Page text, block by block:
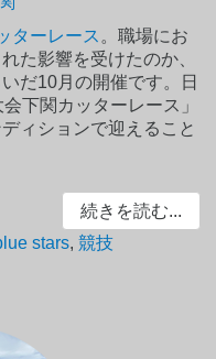
ターレース 。職場にお
た影響を受けたのか、
だ10月の開催です。日
下関カッターレース」
ィションで迎えること
続きを読む...
stars,競技